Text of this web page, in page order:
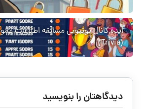
ایده کانال یوتیوبی مسابقه اطلاعات
(Trivia)
دیدگاهتان را بنویسید